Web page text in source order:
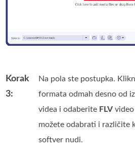
Korak
3:
Na pola ste postupka.
formata odmah desno od
videa i odaberite FLV
možete odabrati i različite
softver nudi.